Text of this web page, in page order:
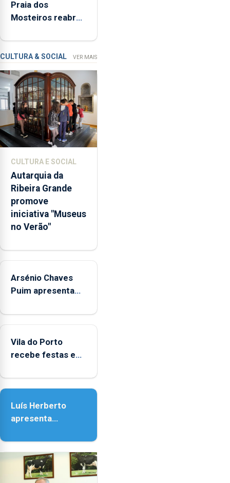
Flores
e
-
revela
que
o
álcool
é
a
substância
psicoativa
consumida
entre
os
jovens
e
identifica
Pico
a
ilha
maior
experimental.
Açores
Praia dos
Mosteiros reabre
terceira
interditação
CULTURA & SOCIAL VER MAIS
CULTURA E SOCIAL
Autarquia da
Ribeira Grande
promove
iniciativa "Museus
no Verão"
Arsénio Chaves
Puim apresenta
Biblioteca de Vila
Vila do Porto
recebe festas em
Senhora da
Luís Herberto
apresenta
Paisagem’